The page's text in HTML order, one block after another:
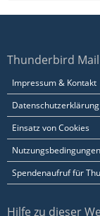
Thunderbird Mail
Impressum & Kontakt
Datenschutzerklärung
Einsatz von Cookies
Nutzungsbedingungen
Spendenaufruf für
Hilfe zu dieser